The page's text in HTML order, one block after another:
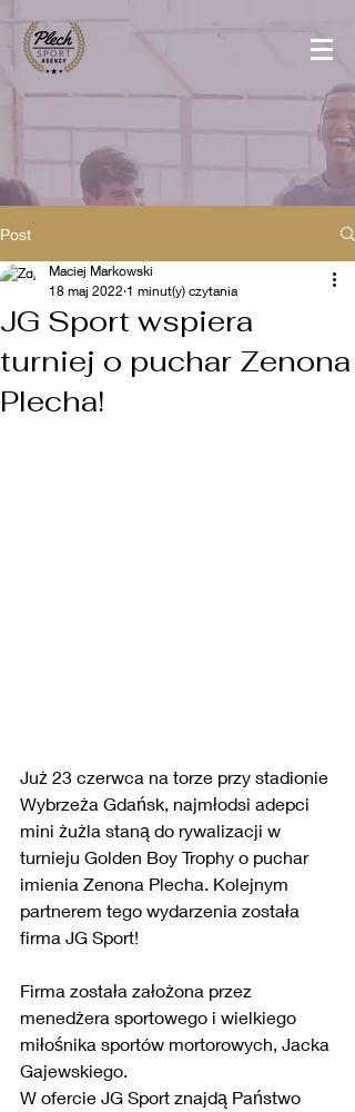
Post
JG Sport wspiera
turniej o puchar Zenona
Plecha!
Maciej Markowski
18 maj 2022 1 minut(y) czytania
Już 23 czerwca na torze przy stadionie
Wybrzeża Gdańsk, najmłodsi adepci
mini żużla staną do rywalizacji w
turnieju Golden Boy Trophy o puchar
imienia Zenona Plecha. Kolejnym
partnerem tego wydarzenia została
firma JG Sport!
Firma została założona przez
menedżera sportowego i wielkiego
miłośnika sportów mortorowych, Jacka
Gajewskiego.
W ofercie JG Sport znajdą Państwo